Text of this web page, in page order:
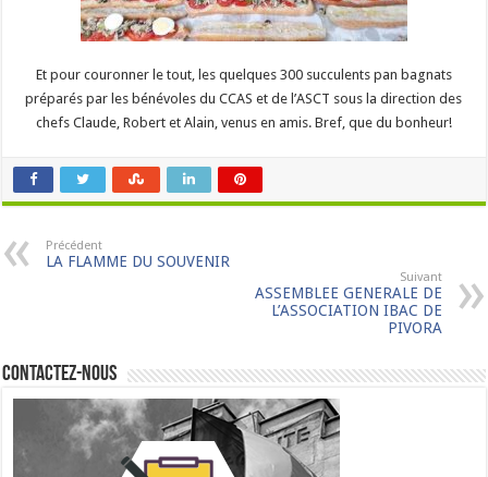
Et pour couronner le tout, les quelques 300 succulents pan bagnats
préparés par les bénévoles du CCAS et de l’ASCT sous la direction des
chefs Claude, Robert et Alain, venus en amis. Bref, que du bonheur!
Précédent
LA FLAMME DU SOUVENIR
Suivant
ASSEMBLEE GENERALE DE
L’ASSOCIATION IBAC DE
PIVORA
Contactez-nous